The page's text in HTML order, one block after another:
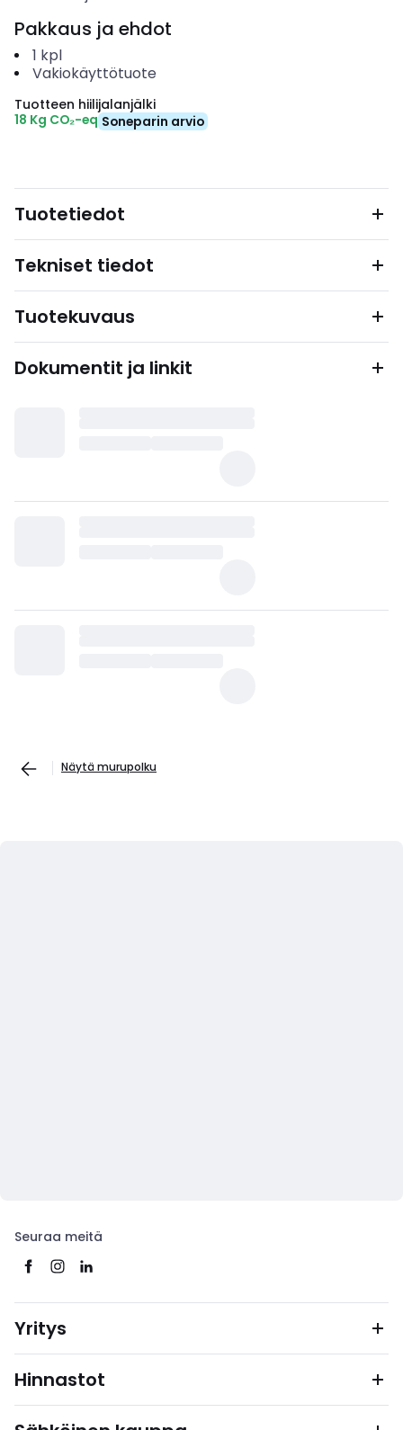
Pakkaus ja ehdot
1 kpl
Vakiokäyttötuote
Tuotteen hiilijalanjälki
18 Kg CO₂-eq Soneparin arvio
Tuotetiedot
Tekniset tiedot
Tuotekuvaus
Dokumentit ja linkit
Näytä murupolku
Seuraa meitä
Yritys
Hinnastot